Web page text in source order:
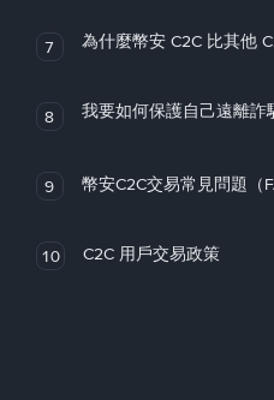
7 為什麼幣安 C2C 比其他
8 我要如何保護自己遠離詐
9 幣安C2C交易常見問題（
10 C2C 用戶交易政策